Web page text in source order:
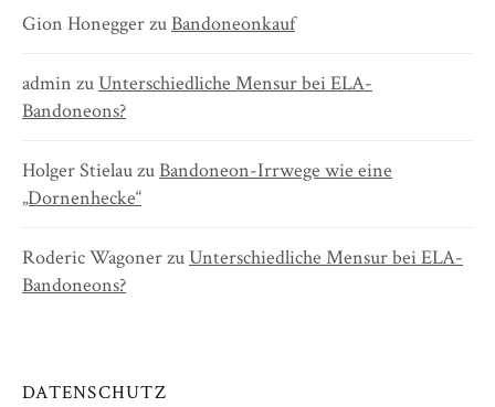
Gion HoneggerzuBandoneonkauf
admin zuUnterschiedliche Mensur bei ELA-
Bandoneons?
Holger StielauzuBandoneon-Irrwege wie eine
„Dornenhecke“
Roderic WagonerzuUnterschiedliche Mensur bei ELA-
Bandoneons?
DATENSCHUTZ